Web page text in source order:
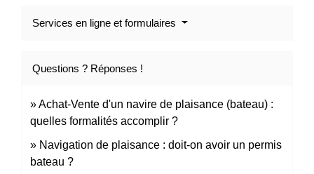
Services en ligne et formulaires
Questions ? Réponses !
Achat-Vente d'un navire de plaisance (bateau) :
quelles formalités accomplir ?
Navigation de plaisance : doit-on avoir un permis
bateau ?